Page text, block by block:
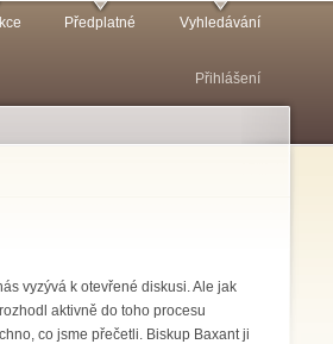
Předplatné Vyhledávání
Přihlášení
vyzývá k otevřené diskusi. Ale jak
aktivně do toho procesu
co jsme přečetli. Biskup Baxant ji